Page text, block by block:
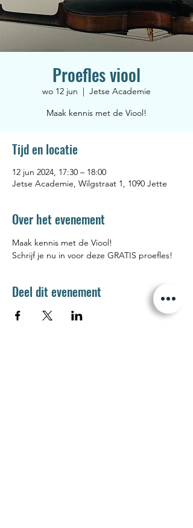
Proefles viool
wo 12 jun
  |
Jetse Academie
Maak kennis met de Viool!
Tijd en locatie
12 jun 2024, 17:30 – 18:00
Jetse Academie, Wilgstraat 1, 1090 Jette
Over het evenement
Maak kennis met de Viool!
Schrijf je nu in voor deze GRATIS proefles!
Deel dit evenement